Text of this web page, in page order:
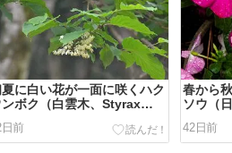
に白い花が一面に咲くハク
ンボク（白雲木、Styrax
）
前
春から
ソウ（
roseus）
42日前